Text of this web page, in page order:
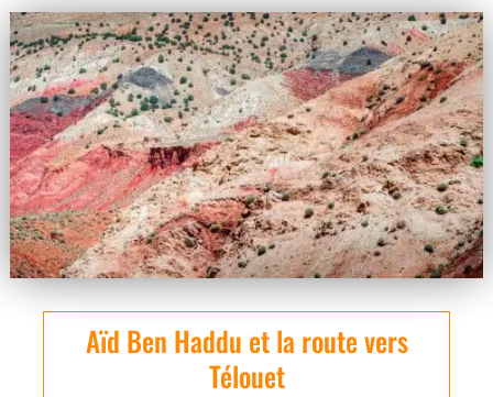
Aïd Ben Haddu et la route vers
Télouet